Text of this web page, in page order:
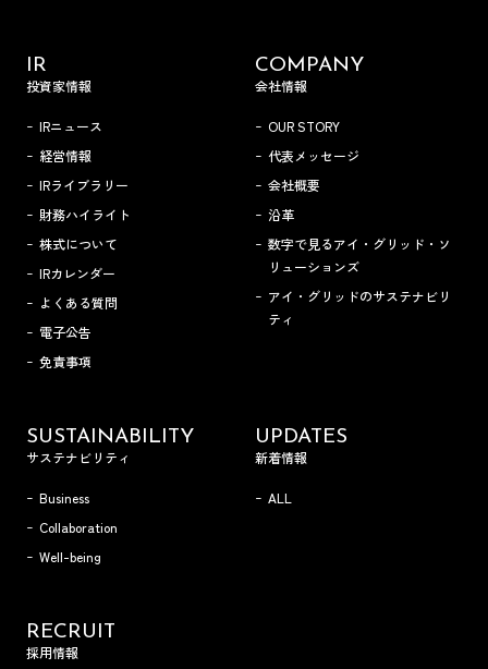
IR
投資家情報
IRニュース
経営情報
IRライブラリー
財務ハイライト
株式について
IRカレンダー
よくある質問
電子公告
免責事項
COMPANY
会社情報
OUR STORY
代表メッセージ
会社概要
沿革
数字で見るアイ・グリッド・ソ
リューションズ
アイ・グリッドのサステナビリ
ティ
SUSTAINABILITY
サステナビリティ
Business
Collaboration
Well-being
UPDATES
新着情報
ALL
RECRUIT
採用情報